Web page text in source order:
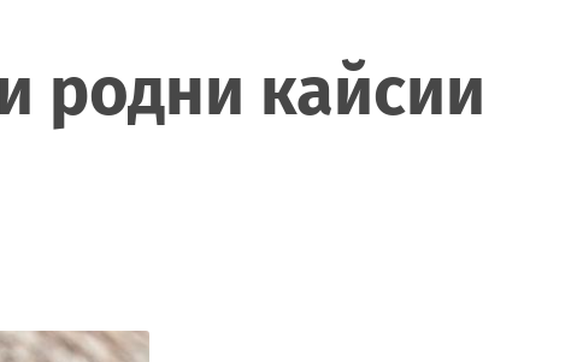
родни кайсии